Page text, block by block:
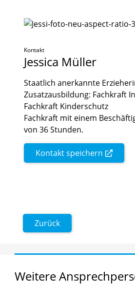
Kontakt
Jessica Müller
Staatlich anerkannte
Zusatzausbildung: Fachkraft
Fachkraft Kinderschutz
Fachkraft mit einem
von 36 Stunden.
Kontakt speichern
Zurück
Weitere